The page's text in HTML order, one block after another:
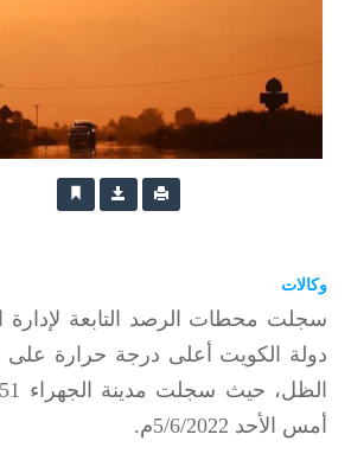
وكالات
سجلت محطات الرصد التابعة لإدارة
دولة الكويت أعلى درجة حرارة
أمس الأحد 5/6/2022م.